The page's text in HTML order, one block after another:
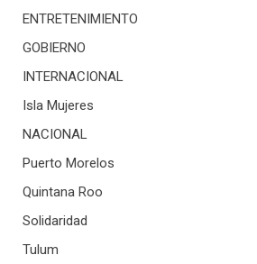
ENTRETENIMIENTO
GOBIERNO
INTERNACIONAL
Isla Mujeres
NACIONAL
Puerto Morelos
Quintana Roo
Solidaridad
Tulum